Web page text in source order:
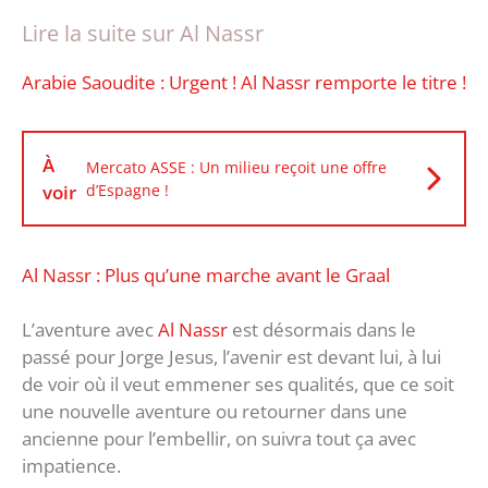
Lire la suite sur Al Nassr
Arabie Saoudite : Urgent ! Al Nassr remporte le titre !
À
voir
Mercato ASSE : Un milieu reçoit une offre
d’Espagne !
Al Nassr : Plus qu’une marche avant le Graal
L’aventure avecAl Nassr est désormais dans le
passé pour Jorge Jesus, l’avenir est devant lui, à lui
de voir où il veut emmener ses qualités, que ce soit
une nouvelle aventure ou retourner dans une
ancienne pour l’embellir, on suivra tout ça avec
impatience.